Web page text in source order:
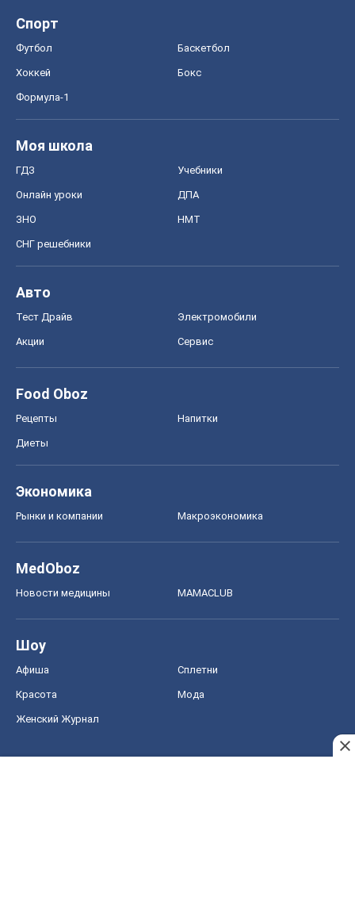
Спорт
Футбол Баскетбол
Хоккей Бокс
Формула-1
Моя школа
ГДЗ Учебники
Онлайн уроки ДПА
ЗНО НМТ
СНГ решебники
Авто
Тест Драйв Электромобили
Акции Сервис
Food Oboz
Рецепты Напитки
Диеты
Экономика
Рынки и компании Mакроэкономика
MedOboz
Новости медицины MAMACLUB
Шоу
Афиша Сплетни
Красота Мода
Женский Журнал